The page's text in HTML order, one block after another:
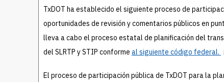
TxDOT ha establecido el siguiente proceso de
oportunidades de revisión y comentarios públicos en
lleva a cabo el proceso estatal de planificación del
del SLRTP y STIP conforme al siguiente código federal.
El proceso de participación pública de TxDOT para la